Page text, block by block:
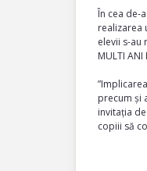
În cea de-
realizarea
elevii s-au
MULTI ANI
precum și
invitația
copiii să